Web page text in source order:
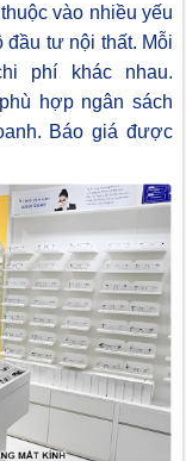
vào nhiều yếu
đầu tư nội thất. Mỗi
phí khác nhau.
hợp ngân sách
Báo giá được